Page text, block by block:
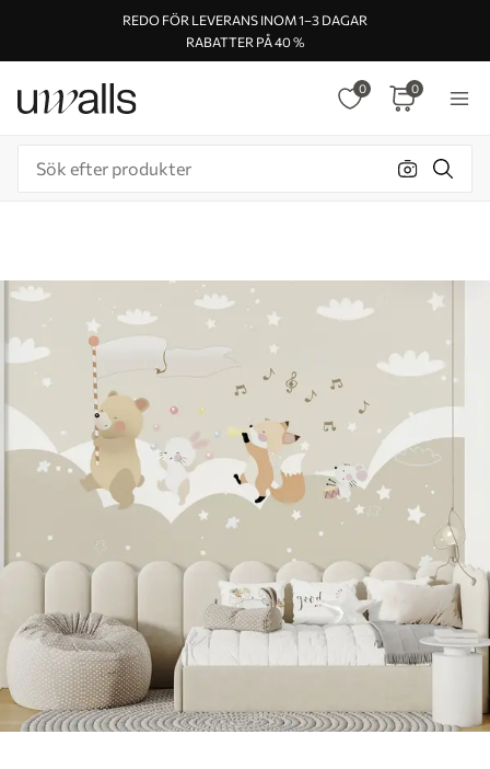
REDO FÖR LEVERANS INOM 1–3 DAGAR
RABATTER PÅ 40 %
0 0